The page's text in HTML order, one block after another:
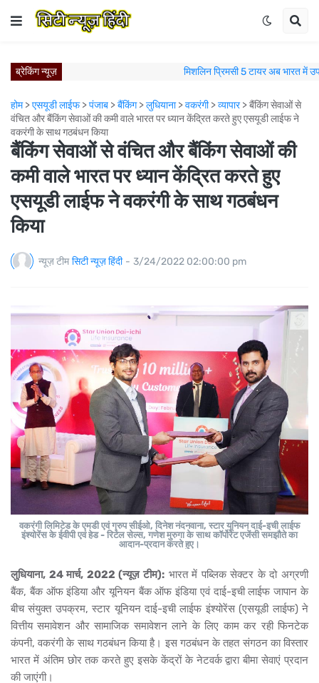
ब्रेकिंग न्यूज़ मिशलिन प्रिमसी 5 टायर अब भारत में
विश्व रक्तदाता दिवस पर वीएफएस ग्लोबल के कर्मचारियों का
ज़्यादा स्टाइल, ज़्यादा विशिष्टता: Škoda Auto India ने Slavia
कैम्ब्रिज से जुड़ा पंजाब यूनिवर्सिटी का साथ, अब अंग्रेजी दक्षता से
न्युवोको विस्टास ने लुधियाना नॉर्थ में नए रेडी-मिक्स कंक्रीट प्लांट के साथ
ऑल अकोर और इंडिगो ब्लूचिप ने भारत में रणनीतिक रेसिप्रोकल
पुणे में जन्मी। प्राग में जश्न मनाया गया: Škoda Kylaq ने एक
मिशलिन इंडिया का पंचकुला में विस्तार; नए मिशलिन टायर्स
मिशलिन इंडिया का नए मिशलिन टायर्स एंड सर्विसेज स्टोर
होम >एसयूडी लाईफ>पंजाब >बैंकिंग>लुधियाना>वकरंगी>व्यापार>बैंकिंग सेवाओं से
वंचित और बैंकिंग सेवाओं की कमी वाले भारत पर ध्यान केंद्रित करते हुए एसयूडी लाईफ ने
वकरंगी के साथ गठबंधन किया
बैंकिंग सेवाओं से वंचित और बैंकिंग सेवाओं की
कमी वाले भारत पर ध्यान केंद्रित करते हुए
एसयूडी लाईफ ने वकरंगी के साथ गठबंधन
किया
न्यूज़ टीम सिटी न्यूज़ हिंदी - 3/24/2022 02:00:00 pm
वकरंगी लिमिटेड के एमडी एवं ग्रुप सीईओ, दिनेश नंदनवाना, स्टार यूनियन दाई-इची लाईफ
इंश्योरेंस के ईवीपी एवं हेड - रिटेल सेल्स, गणेश मुरुगा के साथ कॉर्पोरेट एजेंसी समझौते का
आदान-प्रदान करते हुए।
लुधियाना, 24 मार्च, 2022 (न्यूज़ टीम):भारत में पब्लिक सेक्टर के दो अग्रणी
बैंक, बैंक ऑफ इंडिया और यूनियन बैंक ऑफ इंडिया एवं दाई-इची लाईफ जापान के
बीच संयुक्त उपक्रम, स्टार यूनियन दाई-इची लाईफ इंश्योरेंस (एसयूडी लाईफ) ने
वित्तीय समावेशन और सामाजिक समावेशन लाने के लिए काम कर रही फिनटेक
कंपनी, वकरंगी के साथ गठबंधन किया है। इस गठबंधन के तहत संगठन का विस्तार
भारत में अंतिम छोर तक करते हुए इसके केंद्रों के नेटवर्क द्वारा बीमा सेवाएं प्रदान
की जाएंगी।